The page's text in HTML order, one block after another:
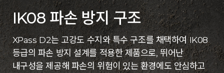
IK08 파손 방지 구조
XPass D2는 고강도 수지와 특수 구조를 채택하여 IK08
등급의 파손 방지 설계를 적용한 제품으로, 뛰어난
내구성을 제공해 파손의 위험이 있는 환경에도 안심하고